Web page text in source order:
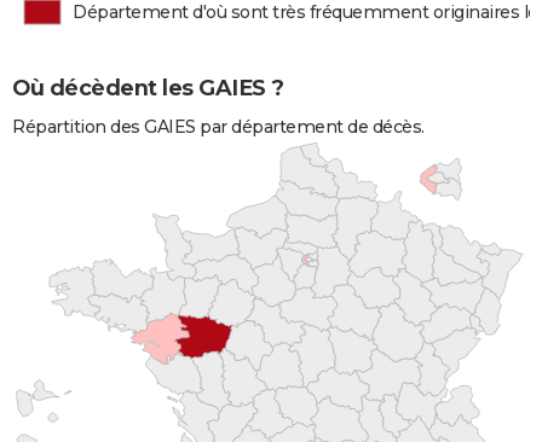
Département d'où sont très fréquemment originaires
Où décèdent les GAIES ?
Répartition des GAIES par département de décès.